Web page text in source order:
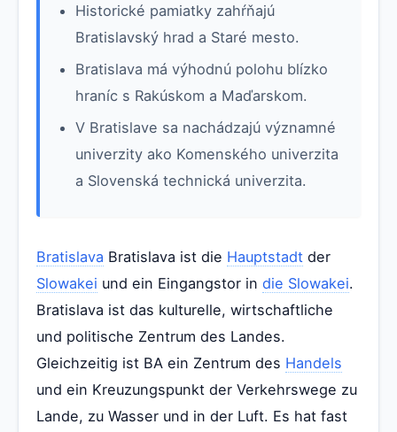
Historické pamiatky zahŕňajú
Bratislavský hrad a Staré mesto.
Bratislava má výhodnú polohu blízko
hraníc s Rakúskom a Maďarskom.
V Bratislave sa nachádzajú významné
univerzity ako Komenského univerzita
a Slovenská technická univerzita.
Bratislava Bratislava ist die Hauptstadt der
Slowakei und ein Eingangstor in die Slowakei.
Bratislava ist das kulturelle, wirtschaftliche
und politische Zentrum des Landes.
Gleichzeitig ist BA ein Zentrum des Handels
und ein Kreuzungspunkt der Verkehrswege zu
Lande, zu Wasser und in der Luft. Es hat fast